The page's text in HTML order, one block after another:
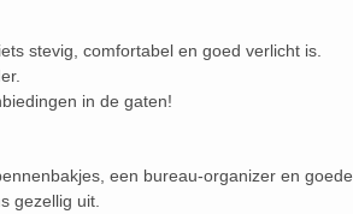
stevig, comfortabel en goed verlicht is.
in de gaten!
een bureau-organizer en goede
gezellig uit.